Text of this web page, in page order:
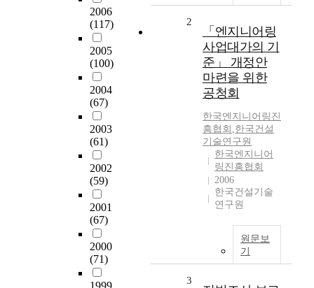
2006
(117)
2005
(100)
2004
(67)
2003
(61)
2002
(59)
2001
(67)
2000
(71)
2
「엔지니어링
사업대가의 기
준」 개정안
마련을 위한
공청회
한국엔지니어링진
흥협회 ,한국건설
기술연구원
한국엔지니어
링진흥협회
2006
한국건설기술
연구원
원문보
기
3